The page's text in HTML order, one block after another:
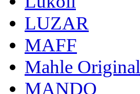
LUZAR
MAFF
Mahle Original
MANDO